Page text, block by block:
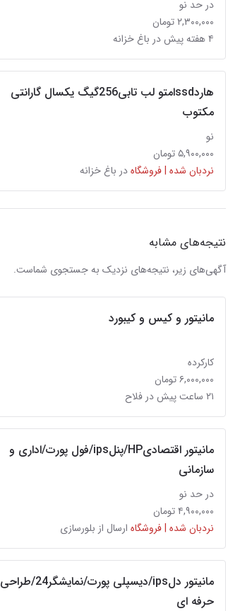
در حد نو
۲,۳۰۰,۰۰۰ تومان
۴ هفته پیش در باغ خزانه
هاردssdامتو لب تابی256گیگ یکسال گارانتی
مکتوب
نو
۵,۹۰۰,۰۰۰ تومان
نردبان شده | فروشگاهدر باغ خزانه
نتیجه‌های مشابه
آگهی‌های زیر، نتیجه‌های نزدیک به جستجوی شماست.
مانیتور و کیس و کیبورد
کارکرده
۶,۰۰۰,۰۰۰ تومان
۲۱ ساعت پیش در فلاح
مانیتور اقتصادیHP/پنلips/فول پورت/اداری و
سازمانی
در حد نو
۴,۹۰۰,۰۰۰ تومان
نردبان شده | فروشگاه ارسال از بلورسازی
مانیتور دلips/دیسپلی پورت/نمایشگر24/طراحی
حرفه ای